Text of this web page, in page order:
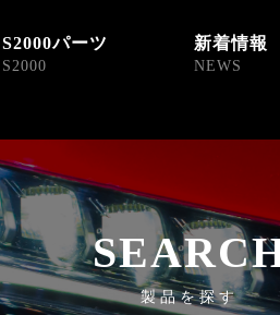
S2000パーツ
S2000
新着情報
NEWS
製品を探す